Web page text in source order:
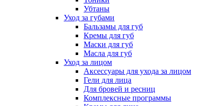
Убтаны
Уход за губами
Бальзамы для губ
Кремы для губ
Маски для губ
Масла для губ
Уход за лицом
Аксессуары для ухода за лицом
Гели для лица
Для бровей и ресниц
Комплексные программы